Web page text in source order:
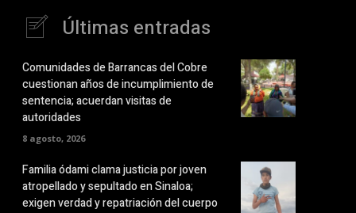
Últimas entradas
Comunidades de Barrancas del Cobre
cuestionan años de incumplimiento de
sentencia; acuerdan visitas de
autoridades
8 agosto, 2026
Familia ódami clama justicia por joven
atropellado y sepultado en Sinaloa;
exigen verdad y repatriación del cuerpo